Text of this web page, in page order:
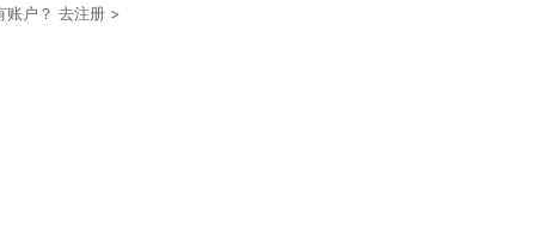
账户？去注册 >